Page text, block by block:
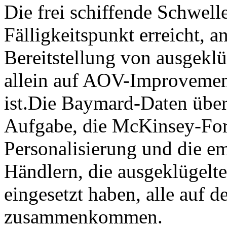
Die frei schiffende
Fälligkeitspunkt erreicht,
Bereitstellung von
allein auf AOV-
ist.Die Baymard-Daten
Aufgabe, die McKinsey-
Personalisierung und die
Händlern, die
eingesetzt haben, alle auf
zusammenkommen.